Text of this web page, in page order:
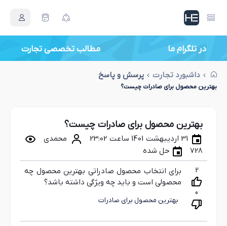
در تلگرام ما مطالب تخصصی تجارت
داشبورد تجارت پرسش و پاسخ
بهترین محصول برای صادرات چیست؟
بهترین محصول برای صادرات چیست؟
31 اردیبهشت 1401 ساعت 23:02
محمدی
728
حل شده
2
0
برای انتخاب محصول صادراتی بهترین محصول چه
محصولی است و باید چه ویژگی داشته باشد؟
بهترین محصول برای صادرات